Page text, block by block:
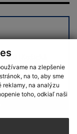
na zlepšenie
na to, aby sme
reklamy, na analýzu
toho, odkiaľ naši
(Košická
a